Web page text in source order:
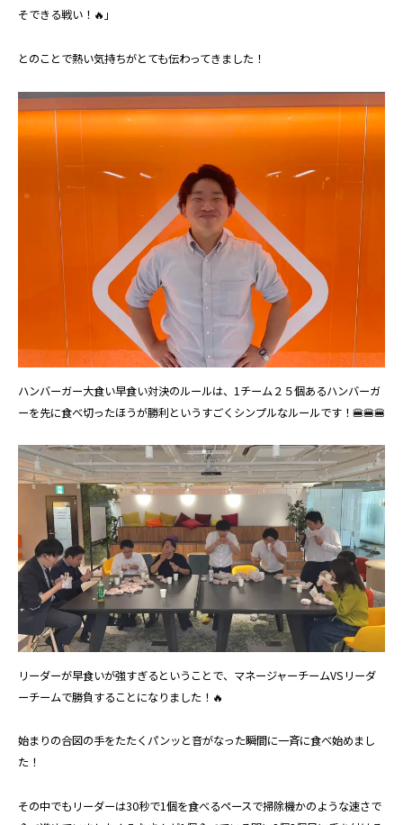
そできる戦い！🔥」
とのことで熱い気持ちがとても伝わってきました！
ハンバーガー大食い早食い対決のルールは、1チーム２５個あるハンバーガ
ーを先に食べ切ったほうが勝利というすごくシンプルなルールです！🍔🍔🍔
リーダーが早食いが強すぎるということで、マネージャーチームVSリーダ
ーチームで勝負することになりました！🔥
始まりの合図の手をたたくパンッと音がなった瞬間に一斉に食べ始めまし
た！
その中でもリーダーは30秒で1個を食べるペースで掃除機かのような速さで